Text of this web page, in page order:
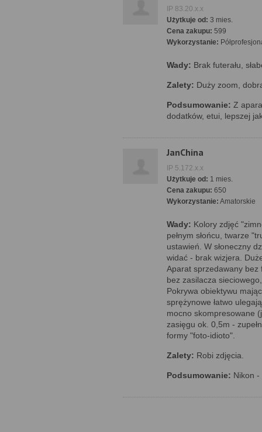
IP 83.20.x.x
Użytkuje od: 3 mies.
Cena zakupu: 599
Wykorzystanie:
Wady: Brak futerału,
Zalety: Duży zoom,
Podsumowanie: Z
dodatków, etui, lepszej
JanChina
IP 5.172.x.x
Użytkuje od: 1 mies.
Cena zakupu: 650
Wykorzystanie: Amatorskie
Wady: Kolory zdjęć
pełnym słońcu, twarze
ustawień. W słoneczny
widać - brak wizjera.
Aparat sprzedawany bez
bez zasilacza
Pokrywa obiektywu
sprężynowe łatwo
mocno skompresowane
zasięgu ok. 0,5m -
formy "foto-idioto".
Zalety: Robi zdjęcia.
Podsumowanie: Nikon